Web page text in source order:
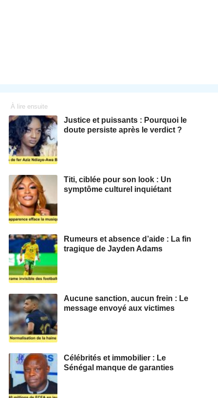
À lire ensuite
Justice et puissants : Pourquoi le
doute persiste après le verdict ?
Titi, ciblée pour son look : Un
symptôme culturel inquiétant
Rumeurs et absence d’aide : La fin
tragique de Jayden Adams
Aucune sanction, aucun frein : Le
message envoyé aux victimes
Célébrités et immobilier : Le
Sénégal manque de garanties